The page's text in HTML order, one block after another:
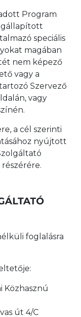
Program
speciális
magában
nem képező
vagy a
Szervező
vagy
a cél szerinti
nyújtott
foglalásra
Közhasznú
út 4/C